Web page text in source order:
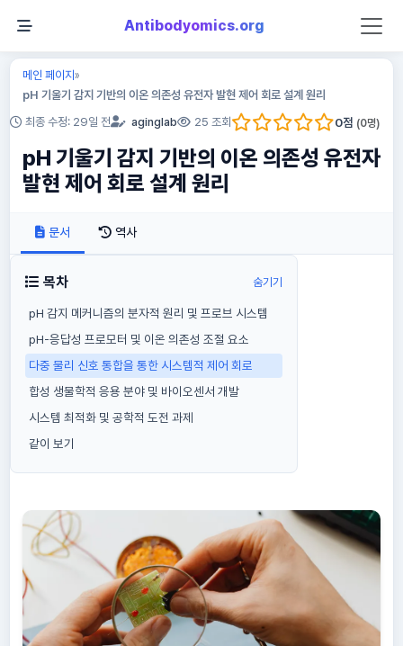
Antibodyomics.org
메인 페이지»
pH 기울기 감지 기반의 이온 의존성 유전자 발현 제어 회로 설계 원리
최종 수정: 29일 전 aginglab 25 조회 0점 (0명)
pH 기울기 감지 기반의 이온 의존성 유전자
발현 제어 회로 설계 원리
문서 역사
목차 숨기기
pH 감지 메커니즘의 분자적 원리 및 프로브 시스템
pH-응답성 프로모터 및 이온 의존성 조절 요소
다중 물리 신호 통합을 통한 시스템적 제어 회로
합성 생물학적 응용 분야 및 바이오센서 개발
시스템 최적화 및 공학적 도전 과제
같이 보기